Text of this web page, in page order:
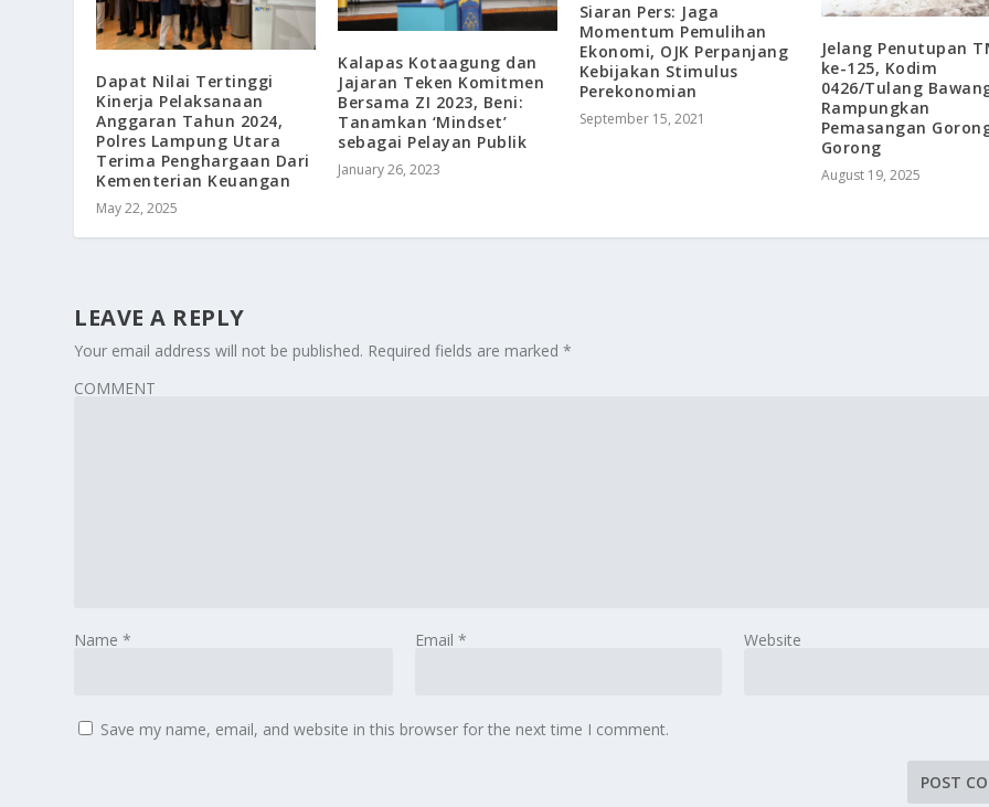
Dapat Nilai Tertinggi
Kinerja Pelaksanaan
Anggaran Tahun 2024,
Polres Lampung Utara
Terima Penghargaan Dari
Kementerian Keuangan
May 22, 2025
Kalapas Kotaagung dan
Jajaran Teken Komitmen
Bersama ZI 2023, Beni:
Tanamkan ‘Mindset’
sebagai Pelayan Publik
January 26, 2023
Siaran Pers: Jaga
Momentum Pemulihan
Ekonomi, OJK Perpanjang
Kebijakan Stimulus
Perekonomian
September 15, 2021
Jelang Penutupan
ke-125, Kodim
0426/Tulang
Rampungkan
Pemasangan
Gorong
August 19, 2025
LEAVE A REPLY
Your email address will not be published. Required fields are marked*
COMMENT
Name* Email * Website
Save my name, email, and website in this browser for the next time I comment.